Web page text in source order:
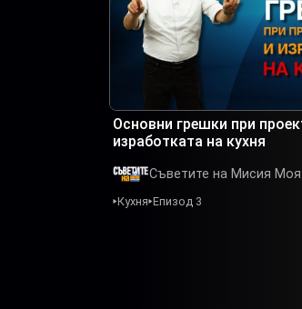
Основни грешки при
изработката на кухня
Съветите на Мисия
Кухня Епизод 3